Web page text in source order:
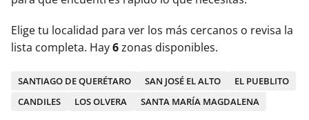
Elige tu localidad para ver los más cercanos o revisa la
lista completa. Hay6zonas disponibles.
SANTIAGO DE QUERÉTARO SAN JOSÉ EL ALTO
EL PUEBLITO
CANDILES
LOS OLVERA SANTA MARÍA MAGDALENA